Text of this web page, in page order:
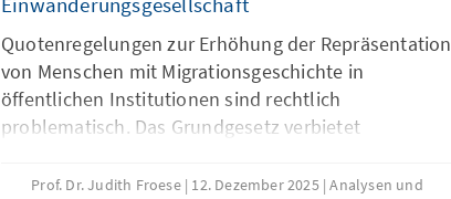
Quotenregelungen zur Erhöhung der Repräsentation
von Menschen mit Migrationsgeschichte in
öffentlichen Institutionen sind rechtlich
problematisch. Das Grundgesetz verbietet
zugunsten von Menschen mit Migrationsgeschichte
Prof. Dr. Judith Froese 12. Dezember 2025 Analysen und